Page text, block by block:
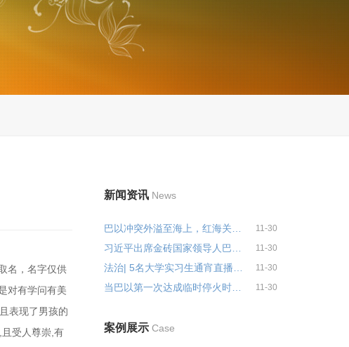
名，名字仅供
对有学问有美
表现了男孩的
受人尊崇,有
新闻资讯 News
11-30
11-30
11-30
当巴以第一次达成临时停火时，数... 11-30
案例展示 Case